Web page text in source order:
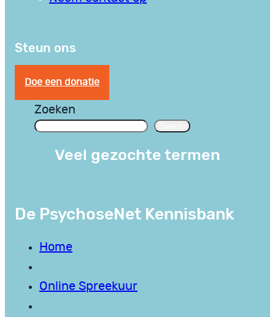
Steun ons
Doe een donatie
Zoeken
Veel gezochte termen
De PsychoseNet Kennisbank
Home
Online Spreekuur